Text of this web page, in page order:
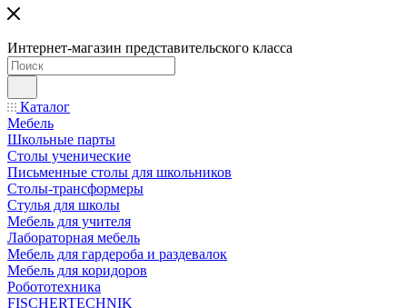
Интернет-магазин представительского класса
Каталог
Мебель
Школьные парты
Столы ученические
Письменные столы для школьников
Столы-трансформеры
Стулья для школы
Мебель для учителя
Лабораторная мебель
Мебель для гардероба и раздевалок
Мебель для коридоров
Робототехника
FISCHERTECHNIK